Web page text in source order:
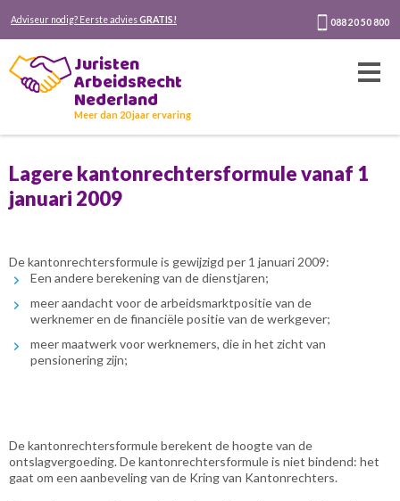
Adviseur nodig? Eerste adviesGRATIS! 088 20 50 800
Juristen
ArbeidsRecht
Nederland
Meer dan 20 jaar ervaring
Lagere kantonrechtersformule vanaf 1
januari 2009
De kantonrechtersformule is gewijzigd per 1 januari 2009:
Een andere berekening van de dienstjaren;
meer aandacht voor de arbeidsmarktpositie van de
werknemer en de financiële positie van de werkgever;
meer maatwerk voor werknemers, die in het zicht van
pensionering zijn;
De kantonrechtersformule berekent de hoogte van de
ontslagvergoeding. De kantonrechtersformule is niet bindend: het
gaat om een aanbeveling van de Kring van Kantonrechters.